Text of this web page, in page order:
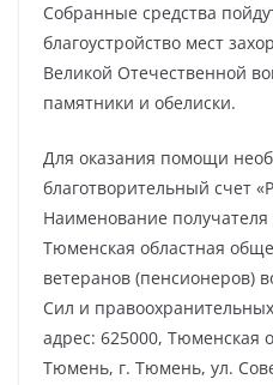
Собранные средства
благоустройство мест
Великой Отечественной
памятники и обелиски.
Для оказания помощи
благотворительный счет
Наименование
Тюменская областная
ветеранов (пенсионеров)
Сил и
адрес: 625000, Тюменская
Тюмень, г. Тюмень, ул.